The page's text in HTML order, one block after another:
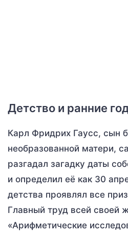
Детство и ранние
Карл Фридрих Гаусс, сын
необразованной матери,
разгадал загадку даты
и определил её как 30
детства проявлял все
Главный труд всей своей
«Арифметические